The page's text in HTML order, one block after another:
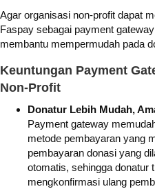
Agar organisasi non-profit dapat
Faspay sebagai payment
membantu mempermudah pada
Keuntungan Payment
Non-Profit
Donatur Lebih Mudah,
Payment gateway
metode pembayaran yang
pembayaran donasi yang
otomatis, sehingga donatur
mengkonfirmasi ulang